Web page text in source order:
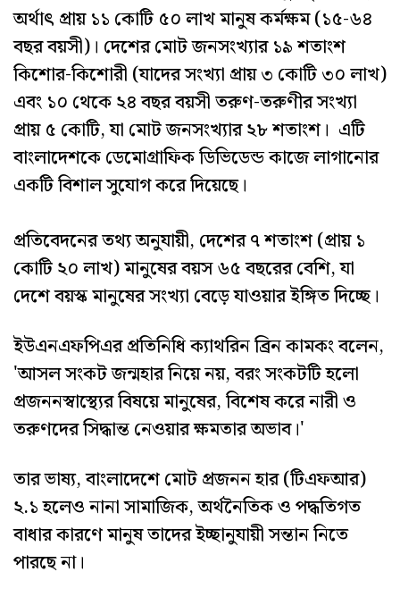
অর্থাৎ প্রায় ১১ কোটি ৫০ লাখ মানুষ কর্মক্ষম (১৫-৬৪
বছর বয়সী)। দেশের মোট জনসংখ্যার ১৯ শতাংশ
কিশোর-কিশোরী (যাদের সংখ্যা প্রায় ৩ কোটি ৩০ লাখ)
এবং ১০ থেকে ২৪ বছর বয়সী তরুণ-তরুণীর সংখ্যা
প্রায় ৫ কোটি, যা মোট জনসংখ্যার ২৮ শতাংশ। এটি
বাংলাদেশকে ডেমোগ্রাফিক ডিভিডেন্ড কাজে লাগানোর
একটি বিশাল সুযোগ করে দিয়েছে।
প্রতিবেদনের তথ্য অনুযায়ী, দেশের ৭ শতাংশ (প্রায় ১
কোটি ২০ লাখ) মানুষের বয়স ৬৫ বছরের বেশি, যা
দেশে বয়স্ক মানুষের সংখ্যা বেড়ে যাওয়ার ইঙ্গিত দিচ্ছে।
ইউএনএফপিএর প্রতিনিধি ক্যাথরিন ব্রিন কামকং বলেন,
'আসল সংকট জন্মহার নিয়ে নয়, বরং সংকটটি হলো
প্রজননস্বাস্থ্যের বিষয়ে মানুষের, বিশেষ করে নারী ও
তরুণদের সিদ্ধান্ত নেওয়ার ক্ষমতার অভাব।'
তার ভাষ্য, বাংলাদেশে মোট প্রজনন হার (টিএফআর)
২.১ হলেও নানা সামাজিক, অর্থনৈতিক ও পদ্ধতিগত
বাধার কারণে মানুষ তাদের ইচ্ছানুযায়ী সন্তান নিতে
পারছে না।